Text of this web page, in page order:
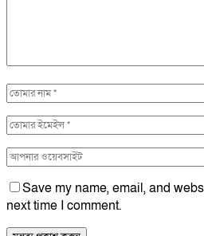
Save my name, email, and
next time I comment.